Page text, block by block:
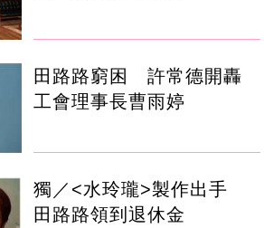
田路路窮困 許常德開轟
工會理事長曹雨婷
獨／<水玲瓏>製作出手
田路路領到退休金